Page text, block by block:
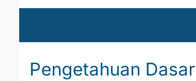
Pengetahuan Dasar